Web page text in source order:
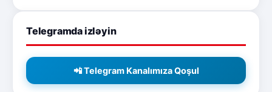
Telegramda izləyin
📲 Telegram Kanalımıza Qoşul